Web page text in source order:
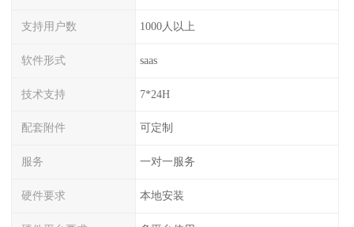
支持用户数 1000人以上
软件形式 saas
技术支持 7*24H
配套附件 可定制
服务 一对一服务
硬件要求 本地安装